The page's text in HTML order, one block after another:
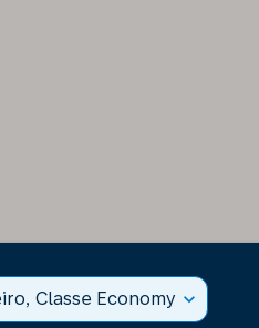
Classe Economy expand_more